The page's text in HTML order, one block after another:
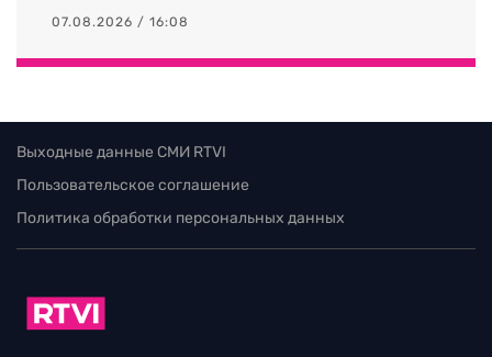
07.08.2026 / 16:08
Выходные данные СМИ RTVI
Пользовательское соглашение
Политика обработки персональных данных